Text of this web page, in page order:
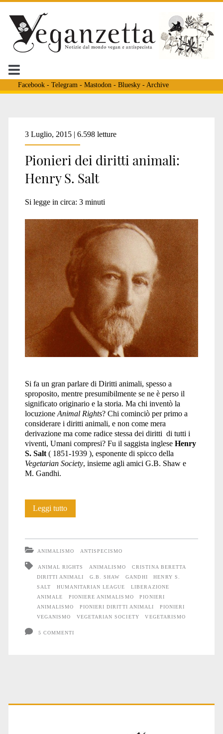
Facebook- Telegram - Mastodon - Bluesky- Archive
Tag:
<span>Henry
Salt</span>
3 Luglio, 2015 | 6.598 letture
Pionieri dei diritti animali:
Henry S. Salt
Si legge in circa: 3 minuti
Si fa un gran parlare di Diritti animali, spesso a
sproposito, mentre presumibilmente se ne è perso il
significato originario e la storia. Ma chi inventò la
locuzione Animal Rights? Chi cominciò per primo a
considerare i diritti animali, e non come mera
derivazione ma come radice stessa dei diritti di tutti i
viventi, Umani compresi? Fu il saggista inglese Henry
S. Salt( 1851-1939 ), esponente di spicco della
Vegetarian Society, insieme agli amici G.B. Shaw e
M. Gandhi.
Leggi tuttoPionieri
Henry
S.
Salt
ANIMALISMO ANTISPECISMO
ANIMAL RIGHTS ANIMALISMO
CRISTINA BERETTA
DIRITTI ANIMALI
G.B. SHAW GANDHI
HENRY S.
SALT
HUMANITARIAN LEAGUE
LIBERAZIONE
ANIMALE
PIONIERE ANIMALISMO
PIONIERI
ANIMALISMO
PIONIERI DIRITTI ANIMALI
PIONIERI
VEGANISMO
VEGETARIAN SOCIETY VEGETARISMO
5 COMMENTI
Primary